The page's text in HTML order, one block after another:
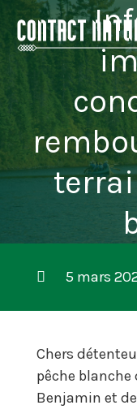
5 mars
Chers
pêche blanche
Benjamin et